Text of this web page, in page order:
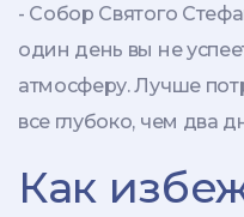
- Собор Святого
один день вы не
атмосферу. Лучше
все глубоко, чем два
Как